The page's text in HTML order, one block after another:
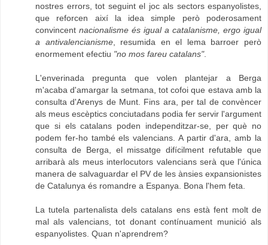
nostres errors, tot seguint el joc als sectors espanyolistes,
que reforcen així la idea simple però poderosament
convincent nacionalisme és igual a catalanisme, ergo igual
a antivalencianisme, resumida en el lema barroer però
enormement efectiu "no mos fareu catalans".
L'enverinada pregunta que volen plantejar a Berga
m'acaba d'amargar la setmana, tot cofoi que estava amb la
consulta d'Arenys de Munt. Fins ara, per tal de convèncer
als meus escèptics conciutadans podia fer servir l'argument
que si els catalans poden independitzar-se, per què no
podem fer-ho també els valencians. A partir d'ara, amb la
consulta de Berga, el missatge difícilment refutable que
arribarà als meus interlocutors valencians serà que l'única
manera de salvaguardar el PV de les ànsies expansionistes
de Catalunya és romandre a Espanya. Bona l'hem feta.
La tutela partenalista dels catalans ens està fent molt de
mal als valencians, tot donant contínuament munició als
espanyolistes. Quan n'aprendrem?